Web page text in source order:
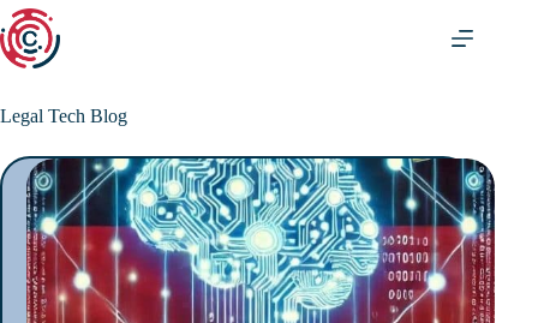
Zum
Inhalt
springen
Legal Tech Blog